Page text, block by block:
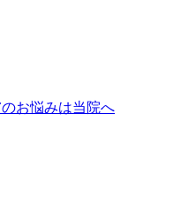
お悩みは当院へ